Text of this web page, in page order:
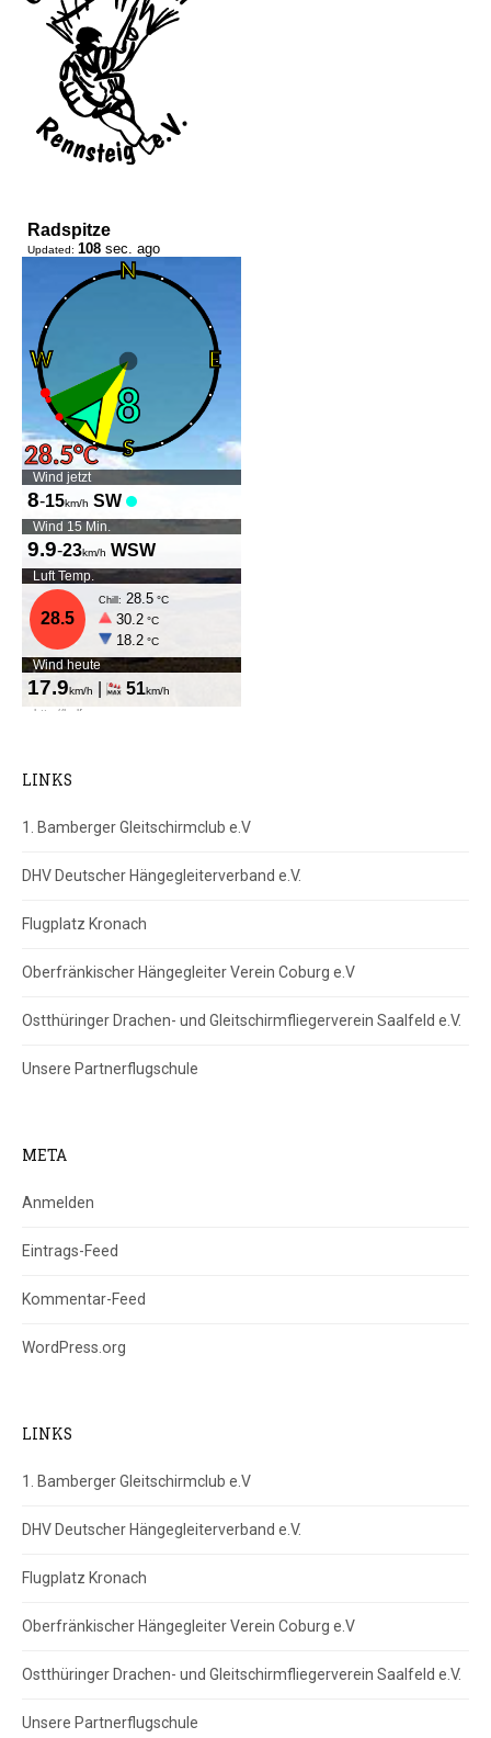
LINKS
1. Bamberger Gleitschirmclub e.V
DHV Deutscher Hängegleiterverband e.V.
Flugplatz Kronach
Oberfränkischer Hängegleiter Verein Coburg e.V
Ostthüringer Drachen- und Gleitschirmfliegerverein Saalfeld e.V.
Unsere Partnerflugschule
META
Anmelden
Eintrags-Feed
Kommentar-Feed
WordPress.org
LINKS
1. Bamberger Gleitschirmclub e.V
DHV Deutscher Hängegleiterverband e.V.
Flugplatz Kronach
Oberfränkischer Hängegleiter Verein Coburg e.V
Ostthüringer Drachen- und Gleitschirmfliegerverein Saalfeld e.V.
Unsere Partnerflugschule